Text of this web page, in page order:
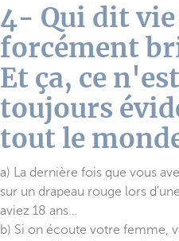
4- Qui dit
forcément
Et ça, ce
toujours
tout le
a) La dernière fois que vous
sur un drapeau rouge lors
aviez 18 ans…
b) Si on écoute votre femme,